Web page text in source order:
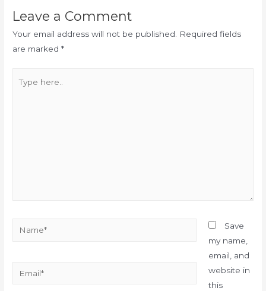
Leave a Comment
Your email address will not be published.
Required fields
are marked*
here..
Save
my name,
email, and
website in
this